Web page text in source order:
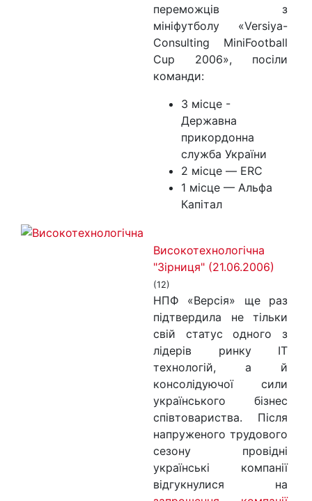
переможців з
мініфутболу «Versiya-
Consulting MiniFootball
Cup 2006», посіли
команди:
3 місце -
Державна
прикордонна
служба України
2 місце — ERC
1 місце — Альфа
Капітал
Високотехнологічна
"Зірниця" (21.06.2006)
(12)
НПФ «Версія» ще раз
підтвердила не тільки
свій статус одного з
лідерів ринку IT
технологій, а й
консолідуючої сили
українського бізнес
співтовариства. Після
напруженого трудового
сезону провідні
українські компанії
відгукнулися на